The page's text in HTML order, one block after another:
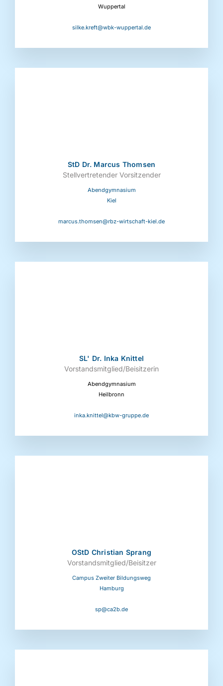
Wuppertal
silke.kreft@wbk-wuppertal.de
StD Dr. Marcus Thomsen
Stellvertretender Vorsitzender
Abendgymnasium
Kiel
marcus.thomsen@rbz-wirtschaft-kiel.de
SL' Dr. Inka Knittel
Vorstandsmitglied/Beisitzerin
Abendgymnasium
Heilbronn
inka.knittel@kbw-gruppe.de
OStD Christian Sprang
Vorstandsmitglied/Beisitzer
Campus Zweiter Bildungsweg
Hamburg
sp@ca2b.de